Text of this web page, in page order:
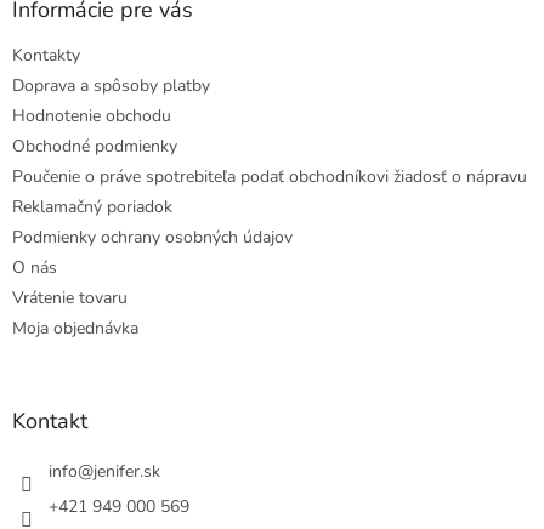
Informácie pre vás
Kontakty
Doprava a spôsoby platby
Hodnotenie obchodu
Obchodné podmienky
Poučenie o práve spotrebiteľa podať obchodníkovi žiadosť o nápravu
Reklamačný poriadok
Podmienky ochrany osobných údajov
O nás
Vrátenie tovaru
Moja objednávka
Kontakt
info@jenifer.sk
+421 949 000 569